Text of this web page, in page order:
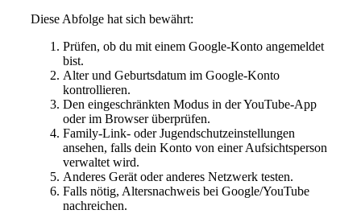
Diese Abfolge hat sich bewährt:
Prüfen, ob du mit einem Google-Konto angemeldet
bist.
Alter und Geburtsdatum im Google-Konto
kontrollieren.
Den eingeschränkten Modus in der YouTube-App
oder im Browser überprüfen.
Family-Link- oder Jugendschutzeinstellungen
ansehen, falls dein Konto von einer Aufsichtsperson
verwaltet wird.
Anderes Gerät oder anderes Netzwerk testen.
Falls nötig, Altersnachweis bei Google/YouTube
nachreichen.